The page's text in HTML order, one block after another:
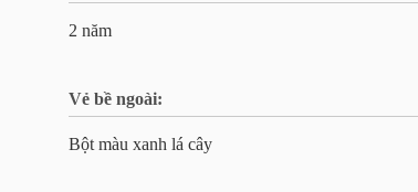
2 năm
Vẻ bề ngoài:
Bột màu xanh lá cây